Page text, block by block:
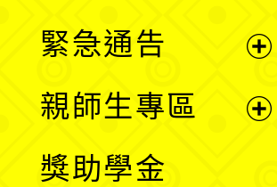
單
選
單
緊急通告
親師生專區
獎助學金